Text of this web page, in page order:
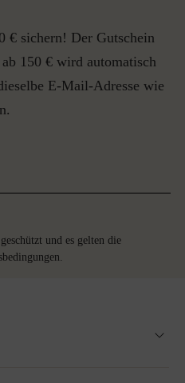
€ sichern! Der Gutschein
150 € wird automatisch
E-Mail-Adresse wie
und es gelten die
.